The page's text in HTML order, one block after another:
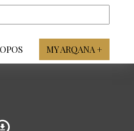
MY ARQANA +